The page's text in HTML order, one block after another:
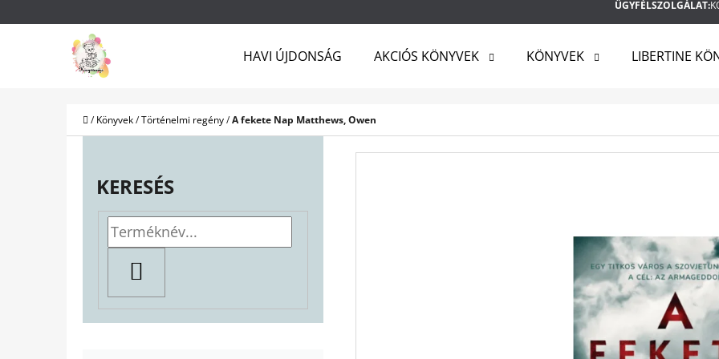
ÜGYFÉLSZOLGÁLAT:
HAVI ÚJDONSÁG AKCIÓS KÖNYVEK KÖNYVEK LIBERTINE
Kezdőlap
/ Könyvek/Történelmi regény/A fekete Nap Matthews, Owen
KERESÉS
Vissza
a boltba
Vissza
a boltba